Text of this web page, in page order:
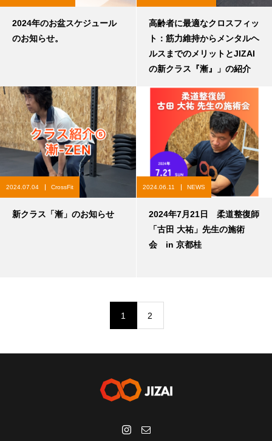
2024年のお盆スケジュール
のお知らせ。
高齢者に最適なクロスフィッ
ト：筋力維持からメンタルヘ
ルスまでのメリットとJIZAI
の新クラス『漸』」の紹介
2024.07.04 CrossFit
新クラス「漸」のお知らせ
2024.06.11 NEWS
2024年7月21日 柔道整復師
「古田 大祐」先生の施術
会 in 京都桂
1 2